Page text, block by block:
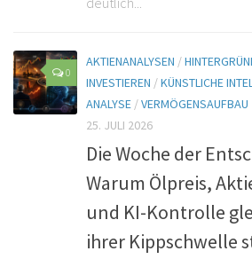
0
AKTIENANALYSEN /
INVESTIEREN /KÜNSTLICHE
ANALYSE /VERMÖGENSAUFBAU
25. JULI 2026
Die Woche der
Warum Ölpreis,
und KI-Kontrolle
ihrer Kippschwelle